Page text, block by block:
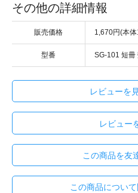
その他の詳細情報
販売価格 1,670円(本
型番 SG-101 短冊
レビューを
レビュー
この商品を友
この商品につい